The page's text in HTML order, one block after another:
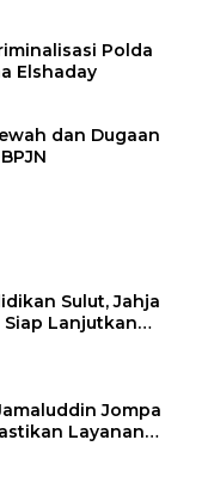
Polda
Elshaday
dan Dugaan
Sulut, Jahja
Lanjutkan
Jompa
Layanan